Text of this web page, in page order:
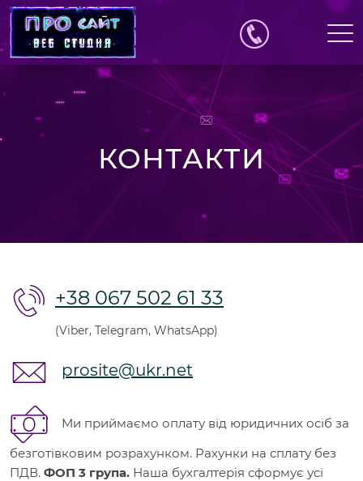
КОНТАКТИ
+38 067 502 61 33
(Viber, Telegram, WhatsApp)
prosite@ukr.net
Ми приймаємо оплату від юридичних осіб за
безготівковим розрахунком. Рахунки на сплату без
ПДВ. ФОП 3 група. Наша бухгалтерія сформує усі